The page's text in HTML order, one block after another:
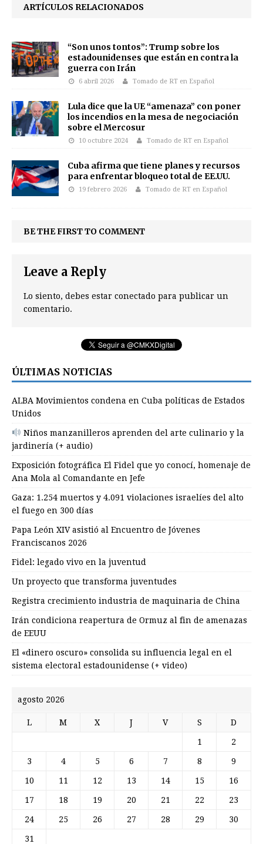
ARTÍCULOS RELACIONADOS
“Son unos tontos”: Trump sobre los
estadounidenses que están en contra la
guerra con Irán
6 abril 2026 Tomado de RT en Español
Lula dice que la UE “amenaza” con poner
los incendios en la mesa de negociación
sobre el Mercosur
10 octubre 2024 Tomado de RT en Español
Cuba afirma que tiene planes y recursos
para enfrentar bloqueo total de EE.UU.
19 febrero 2026 Tomado de RT en Español
BE THE FIRST TO COMMENT
Leave a Reply
Lo siento, debes estar conectado para publicar un
comentario.
ÚLTIMAS NOTICIAS
ALBA Movimientos condena en Cuba políticas de Estados
Unidos
Niños manzanilleros aprenden del arte culinario y la
jardinería (+ audio)
Exposición fotográfica El Fidel que yo conocí, homenaje de
Ana Mola al Comandante en Jefe
Gaza: 1.254 muertos y 4.091 violaciones israelíes del alto
el fuego en 300 días
Papa León XIV asistió al Encuentro de Jóvenes
Franciscanos 2026
Fidel: legado vivo en la juventud
Un proyecto que transforma juventudes
Registra crecimiento industria de maquinaria de China
Irán condiciona reapertura de Ormuz al fin de amenazas
de EEUU
El «dinero oscuro» consolida su influencia legal en el
sistema electoral estadounidense (+ video)
agosto 2026
L M X J V S D
1 2
3 4 5 6 7 8 9
10 11 12 13 14 15 16
17 18 19 20 21 22 23
24 25 26 27 28 29 30
31